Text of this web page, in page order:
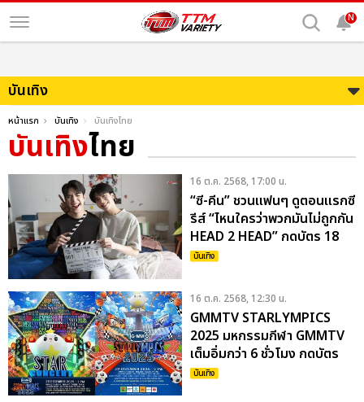
N
บันเทิง
หน้าแรก บันเทิง บันเทิงไทย
บันเทิงไทย
16 ต.ค. 2568, 17:00 น.
“ซี-คีน” ชวนแฟนๆ ดูตอนแรกซี
รีส์ “ไหนใครว่าพวกมันไม่ถูกกัน
HEAD 2 HEAD” กดบัตร 18
ต.ค.นี้
บันเทิง
16 ต.ค. 2568, 12:30 น.
GMMTV STARLYMPICS
2025 มหกรรมกีฬา GMMTV
เต็มอิ่มกว่า 6 ชั่วโมง กดบัตร
19 ต.ค.นี้
บันเทิง